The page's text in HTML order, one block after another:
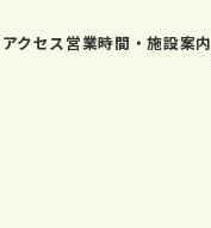
アクセス 営業時間・施設案内